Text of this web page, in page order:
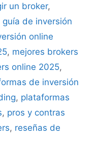
un broker,
guía de inversión
online
, mejores brokers
online 2025,
de inversión
, plataformas
, pros y contras
, reseñas de